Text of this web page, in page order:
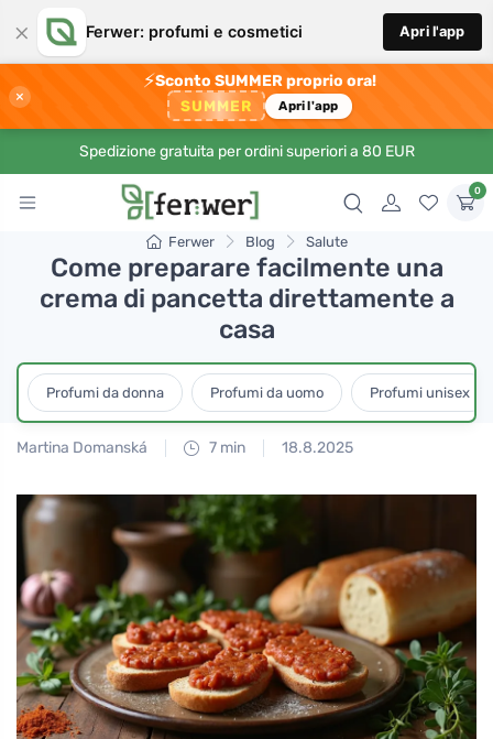
× Ferwer: profumi e cosmetici Apri l'app
×
⚡Sconto SUMMER proprio ora!
SUMMER Apri l'app
Spedizione gratuita per ordini superiori a 80 EUR
0
Ferwer Blog Salute
Come preparare facilmente una
crema di pancetta direttamente a
casa
Profumi da donna Profumi da uomo Profumi unisex
Martina Domanská 7 min 18.8.2025